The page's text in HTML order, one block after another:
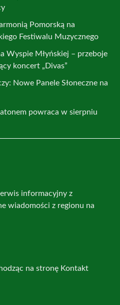
Pomorską na
Festiwalu Muzycznego
Wyspie Młyńskiej – przeboje
koncert „Divas”
Nowe Panele Słoneczne na
powraca w sierpniu
informacyjny z
wiadomości z regionu na
na stronę Kontakt